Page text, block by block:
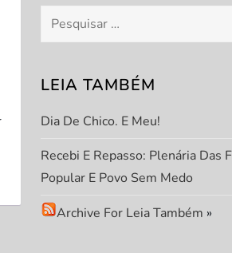
Pesquisar
por:
LEIA TAMBÉM
Dia De Chico. E Meu!
Recebi E Repasso: Plenária Das
Popular E Povo Sem Medo
Archive For Leia Também »